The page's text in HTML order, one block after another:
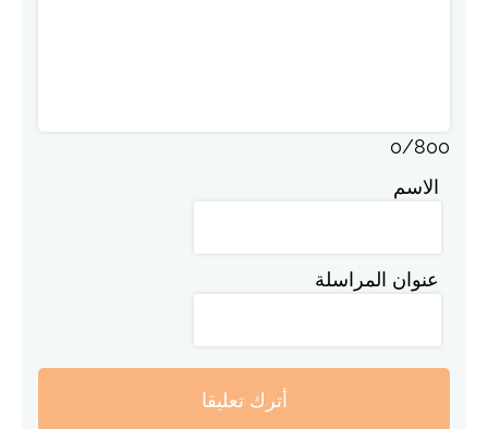
0/800
الاسم
عنوان المراسلة
أترك تعليقا